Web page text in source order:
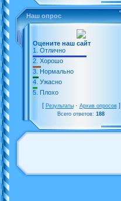
Наш опрос
Оцените наш сайт
1. Отлично
2. Хорошо
3. Нормально
4. Ужасно
5. Плохо
[ Результаты· Архив опросов]
Всего ответов: 188